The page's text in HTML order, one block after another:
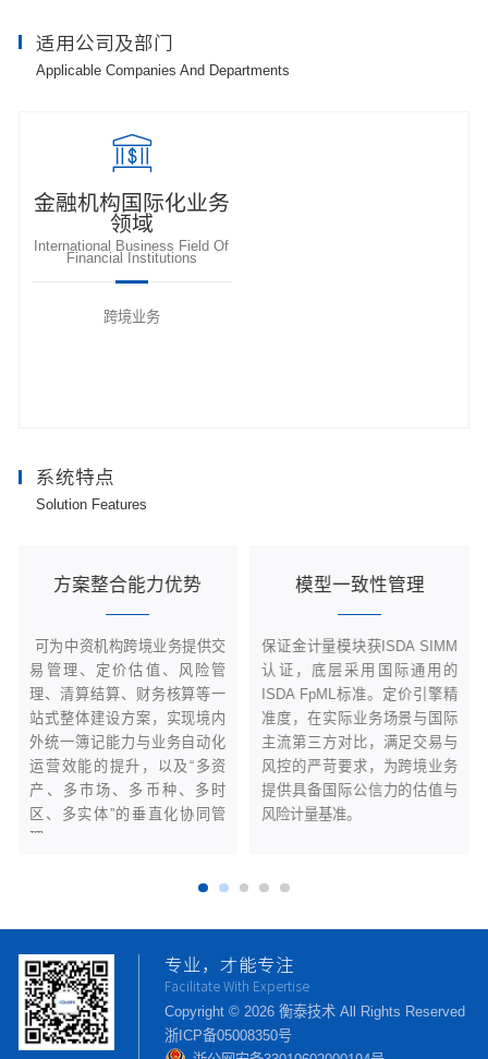
适用公司及部门
Applicable Companies And Departments
金融机构国际化业务
领域
International Business Field Of
Financial Institutions
跨境业务
系统特点
Solution Features
方案整合能力优势
​ 可为中资机构跨境业务提供交
易管理、定价估值、风险管
理、清算结算、财务核算等一
站式整体建设方案，实现境内
外统一簿记能力与业务自动化
运营效能的提升，以及“多资
产、多市场、多币种、多时
区、多实体”的垂直化协同管
理。
模型一致性管理
保证金计量模块获ISDA SIMM
认证，底层采用国际通用的
ISDA FpML标准。定价引擎精
准度，在实际业务场景与国际
主流第三方对比，满足交易与
风控的严苛要求，为跨境业务
提供具备国际公信力的估值与
风险计量基准。
专业，才能专注
Facilitate With Expertise
Copyright © 2026 衡泰技术 All Rights Reserved
浙ICP备05008350号